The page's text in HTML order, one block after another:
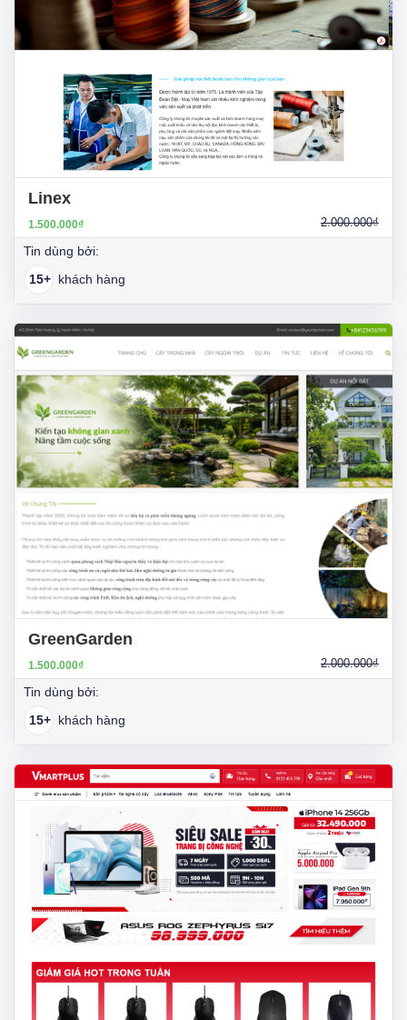
Linex
1.500.000₫ 2.000.000₫
Tin dùng bởi:
15+ khách hàng
GreenGarden
1.500.000₫ 2.000.000₫
Tin dùng bởi:
15+ khách hàng